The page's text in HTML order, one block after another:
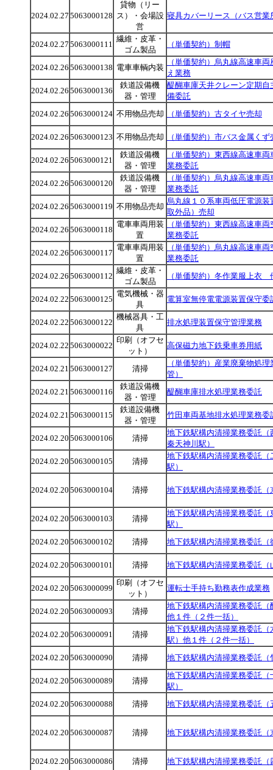
2024.02.27 5063000128
貸物（リー
ス）・会場設
営
寝具カバーリース（バス営業
2024.02.27 5063000111
繊維・皮革・
ゴム製品
（単価契約）制帽
2024.02.26 5063000138 電車車輌内装
（単価契約）烏丸線高速車
え業務
2024.02.26 5063000136
鉄道設備機
器・管理
醍醐車庫天井クレーン定期自
備委託
2024.02.26 5063000124 不用物品売却 （単価契約）古タイヤ売却
2024.02.26 5063000123 不用物品売却 （単価契約）市バス金属くず
2024.02.26 5063000121
鉄道設備機
器・管理
（単価契約）東西線高速車
業務委託
2024.02.26 5063000120
鉄道設備機
器・管理
（単価契約）烏丸線高速車
業務委託
2024.02.26 5063000119 不用物品売却
烏丸線１０系車両低圧電源装
取外品）売却
2024.02.26 5063000118
電車車両用装
置
（単価契約）東西線高速車
業務委託
2024.02.26 5063000117
電車車両用装
置
（単価契約）烏丸線高速車
業務委託
2024.02.26 5063000112
繊維・皮革・
ゴム製品
（単価契約）冬作業服上衣
2024.02.22 5063000125
電気機械・器
具
電算室無停電電源装置保守委
2024.02.22 5063000122
機械器具・工
具
排水処理装置保守管理業務
2024.02.22 5063000022
印刷（オフセ
ット）
高保磁力地下鉄乗車券用紙
2024.02.21 5063000127 清掃
（単価契約）産業廃棄物処
管）
2024.02.21 5063000116
鉄道設備機
器・管理
醍醐車庫排水処理業務委託
2024.02.21 5063000115
鉄道設備機
器・管理
竹田車両基地排水処理業務委
2024.02.20 5063000106 清掃
地下鉄駅構内清掃業務委託（
秦天神川駅）
2024.02.20 5063000105 清掃
地下鉄駅構内清掃業務委託（
駅）
2024.02.20 5063000104 清掃 地下鉄駅構内清掃業務委託（
2024.02.20 5063000103 清掃
地下鉄駅構内清掃業務委託（
駅）
2024.02.20 5063000102 清掃 地下鉄駅構内清掃業務委託（
2024.02.20 5063000101 清掃 地下鉄駅構内清掃業務委託（
2024.02.20 5063000099
印刷（オフセ
ット）
運転士手持ち勤務表作成業務
2024.02.20 5063000093 清掃
地下鉄駅構内清掃業務委託（
他１件（２件一括）
2024.02.20 5063000091 清掃
地下鉄駅構内清掃業務委託（
駅）他１件（２件一括）
2024.02.20 5063000090 清掃 地下鉄駅構内清掃業務委託（
2024.02.20 5063000089 清掃
地下鉄駅構内清掃業務委託（
駅）
2024.02.20 5063000088 清掃 地下鉄駅構内清掃業務委託（
2024.02.20 5063000087 清掃 地下鉄駅構内清掃業務委託（
2024.02.20 5063000086 清掃 地下鉄駅構内清掃業務委託（